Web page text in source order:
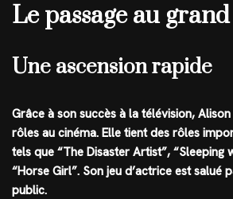
Le passage au
Une ascension rapide
Grâce à son succès à la télévision,
rôles au cinéma. Elle tient des rôles
tels que “The Disaster Artist”, “Sleeping
“Horse Girl”. Son jeu d’actrice est salué
public.